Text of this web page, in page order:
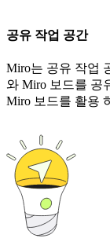
공유 작업 공간
Miro는 공유 작업
와 Miro 보드를 공
Miro 보드를 활용